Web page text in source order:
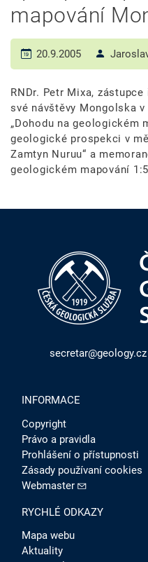
mapování
20.9.2005
RNDr. Petr Mixa,
své návštěvy Mongolska
„Dohodu na geologickém
geologické prospekci v
Zamtyn Nuruu“ a
geologickém mapování
secretar@geology.cz
INFORMACE
Copyright
Právo a pravidla
Prohlášení o přístupnosti
Zásady používaní cookies
Webmaster
RYCHLÉ ODKAZY
Mapa webu
Aktuality